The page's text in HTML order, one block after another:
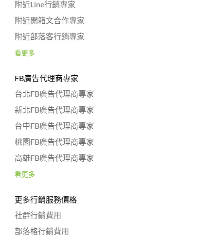
附近Line行銷專家
附近開箱文合作專家
附近部落客行銷專家
看更多
FB廣告代理商專家
台北FB廣告代理商專家
新北FB廣告代理商專家
台中FB廣告代理商專家
桃園FB廣告代理商專家
高雄FB廣告代理商專家
看更多
更多行銷服務價格
社群行銷費用
部落格行銷費用